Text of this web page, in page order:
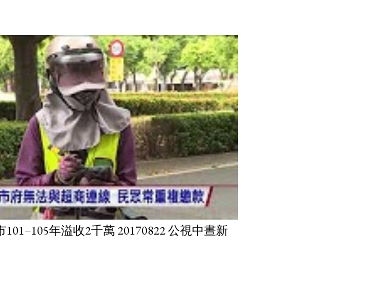
年溢收2千萬 20170822 公視中晝新